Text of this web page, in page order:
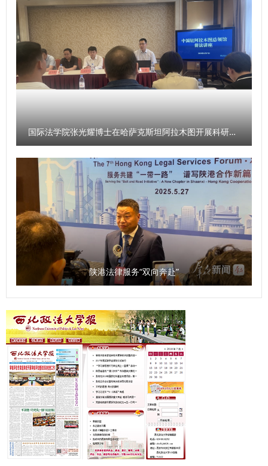
理运行规范化、治理效能制度化的必然选择，其有效打通了规
划制度优势向治理效能转化的通道，为高质量发展、高水平安
全、高效能治理提供坚实法治支撑。 西北政法大学三级教授
郑艳馨在系统梳理了从计划法到规划法的发展历程后，认为
《国家发展规划法》的出台代表了我国国家规划法治体系的重
构。《国家发展规划法》保障了国家发展规划在国家治理体系
划法》对于规划的编制、审查、批准、实施、监督和评估等全
《国家发展规划法》为国家发展规划的有效实施提供了强有力
的法律保障。 西安财经大学法学院杨军教授认为：《国家发
展规划法》的出台代表我国经济法学的春天来临了。在研究的
过程当中要充分关注国家发展规划之下各类规划之间的关系，
尤其是地方规划的法治化。西北政法大学肖新喜教授认为：
《国家发展规划法》是我国经济法体系完善的生动科学实践，
是把规划制定纳入法治化轨道的强力举措，是建设高水平社会
主义市场经济体制的重要措施，同时也是经济法自主法学知识
与制度方法论层面解读了《国家发展规划法》重要内涵和指导
意义。西安交通大学法学院孙那副教授结合科技强国的时代背
景，从规划法出台的视角谈了对科技立法带来的新思考。西北
政法大学许聪副教授针对《国家发展规划法》的亮点和需要进
一步完善的问题提出了自己的观点。西北政法大学常鑫副教授
认为：《国家发展规划法》制定和实施的关键，不仅在于把规
划写进法，更在于将有目标的治理转变为有规则的治理。西北
政法大学席晓娟副教授从《国家发展规划法》落地实施的角度
出发，对“十五五”规划当中的财税措施进行了系统解读。 本次
研讨会由西北政法大学主办，经济法学院（知识产权学院）、
作岗位，在公安、政法等基层一线践行使命。二十六载风雨接
力，这场徒步祭扫已成为学院血脉里的红色印记。公安学子将
以英雄精神为帆，以家国使命为舵，把追思之情化为实干担
当，以青春之我守护山河无恙。 【西安发布】二十六载“行走
思政课”：西北政法大学公安学院徒步祭英烈赓续红色基因
【发现西安】西北政法大学公安学院：一堂坚持26载的“行走
思政课”
与学科建设处、习近平法治思想研究中心、国家安全学院（反
恐怖主义法学院）、新闻传播学院（艺术学院）负责人作交流
发言，介绍学校在招生就业、学生工作、学科建设、习近平法
治思想“三进”、国家安全教育、新闻传播实践等领域的特色成
果、育人成效和宣传亮点。 党委书记赵万东在讲话中指出，
传工作，要把握好媒介技术与育人初心、学校与媒体、内容生
产与传播的关系，让智媒技术赋能高水平大学建设，切实扛起
举旗帜、聚民心、育新人、兴文化、展形象的使命任务。 他
提出几点要求：要提高政治站位，高度重视宣传工作，树立全
校“一盘棋”思想，学会主动宣传、善于宣传，把学校的办学成
绩、育人经验、特色做法讲出去；要立足学校办学实际，打造
有辨识度和传播力的宣传品牌。坚持“内容为王、渠道为要、
技术为翼、人才为本”，深挖办学特色和典型经验，让传播有
温度、有深度、有态度；要建强宣传骨干队伍，健全平台规范
管理和运营机制，为宣传工作提质增效筑牢根基；要深化校媒
协同，以此次研讨会为契机，实现资源共享、优势互补，携手
讲好西法大法治育人故事，为学校高水平大学建设、法治中国
建设贡献智慧和力量。 媒体代表分别发言，他们立足专业视
角，从选题策划、内容挖掘、资源整合、特色亮点打造、校媒
协同、对外传播等方面，对学校宣传工作提出宝贵的意见建
议。现场氛围热烈，校媒双方充分交换意见、凝聚共识。 会
上还举行了协同育人导师聘任仪式，赵万东为媒体代表颁发
了“卓越新闻传播人才班实务导师”聘任证书。 校媒融合 共
建“卓越传媒人才特训班” 下午，西北政法大学全媒体能力提升
班开班。陕西省教育厅融媒体中心主任徐进军作《AI时代媒体
宣传与舆情引导》专题报告；中国日报陕西记者站站长秦峰作
国际法学院张光耀博士在哈萨克斯坦阿拉木图开展科研与社会服务活动
陕港法律服务“双向奔赴”